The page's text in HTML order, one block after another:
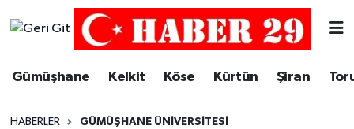
Gümüşhane Kelkit Köse Kürtün Şiran
HABERLER GÜMÜŞHANE ÜNIVERSITESI
Merkez Trafik Yoğunluk Haritası